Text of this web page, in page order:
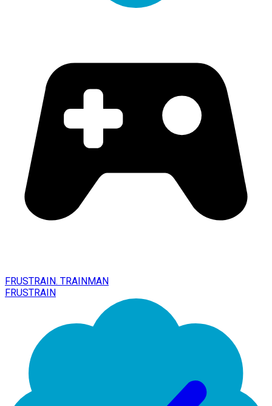
FRUSTRAIN. TRAINMAN
FRUSTRAIN